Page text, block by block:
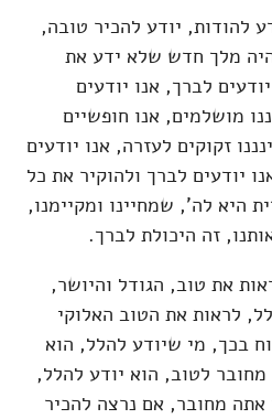
להודות, יודע להכיר טובה,
מלך חדש שלא ידע את
לברך, אנו יודעים
מושלמים, אנו חופשיים
זקוקים לעזרה, אנו יודעים
יודעים לברך ולהוקיר את כל
היא לה', שמחיינו ומקיימנו,
זה היכולת לברך.
את טוב, הגודל והיושר,
לראות את הטוב האלוקי
בכך, מי שיודע להלל, הוא
לטוב, הוא יודע להלל,
מחובר, אם נרצה להכיר